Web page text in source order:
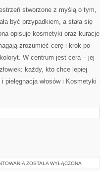
ŚWIADOMA
KOSMETYCZKA
stworzone z myślą o tym,
być przypadkiem, a stała się
opisuje kosmetyki oraz kuracje
zrozumieć cerę i krok po
W centrum jest cera – jej
każdy, kto chce lepiej
pielęgnacja włosów i Kosmetyki
ŚLUBY
ZOSTAŁA WYŁĄCZONA